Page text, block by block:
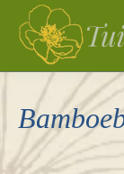
Door
naar
inhoud
Dagboek
van
een
natuurlijk